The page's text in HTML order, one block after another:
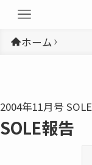
ホーム
2004年11月号 SOLE
SOLE報告